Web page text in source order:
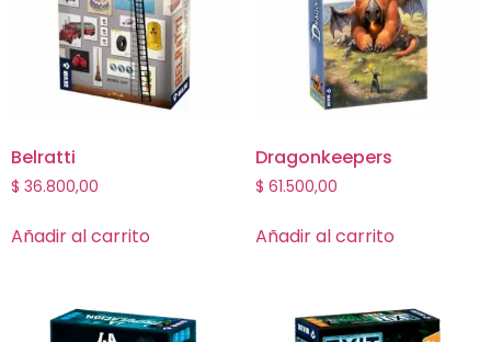
Belratti
$ 36.800,00
Añadir al carrito
Dragonkeepers
$ 61.500,00
Añadir al carrito